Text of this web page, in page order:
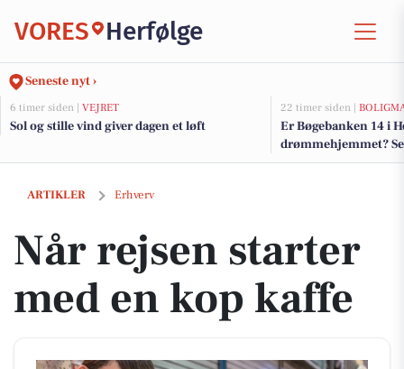
VORES Herfølge
Seneste nyt ›
6 timer siden | VEJRET
Sol og stille vind giver dagen et løft
22 timer siden |
Er Bøgebanken 14 i
drømmehjemmet?
salg nu for op til
ARTIKLER Erhverv
Når rejsen starter med en kop kaffe
Når rejsen starter
med en kop kaffe